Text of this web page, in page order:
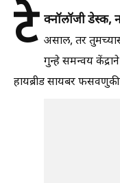
टे क्नॉलॉजी डेस्क,
असाल, तर
गुन्हे समन्वय
हायब्रीड सायबर